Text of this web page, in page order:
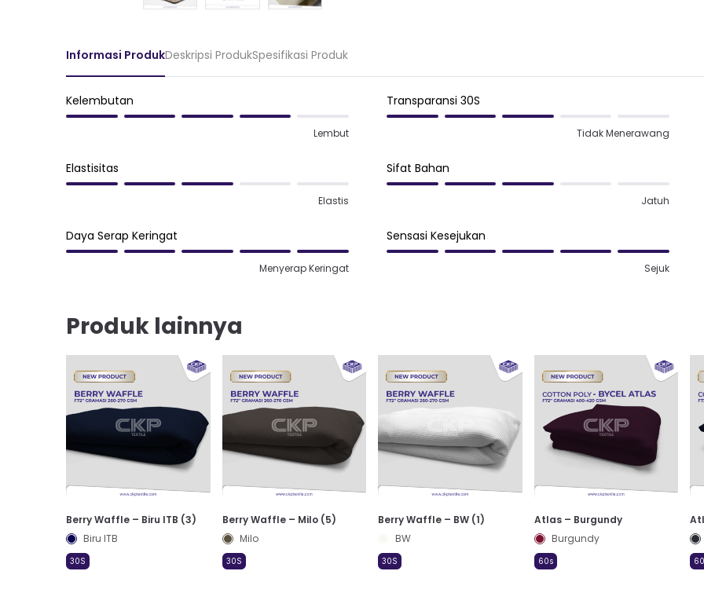
Informasi ProdukDeskripsi ProdukSpesifikasi Produk
Kelembutan
Lembut
Transparansi 30S
Tidak Menerawang
Elastisitas
Elastis
Sifat Bahan
Jatuh
Daya Serap Keringat
Menyerap Keringat
Sensasi Kesejukan
Sejuk
Produk lainnya
Berry Waffle – Biru ITB (3)
Biru ITB
30S
Berry Waffle – Milo (5)
Milo
30S
Berry Waffle – BW (1)
BW
30S
Atlas – Burgundy
Burgundy
60s